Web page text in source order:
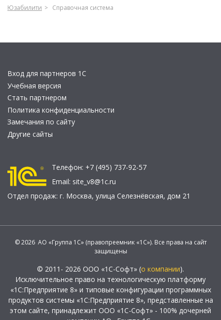
Юзабилити
Справочная система
Вход для партнеров 1С
Учебная версия
Стать партнером
Политика конфиденциальности
Замечания по сайту
Другие сайты
Телефон: +7 (495) 737-92-57
Email: site_v8@1c.ru
Отдел продаж: г. Москва, улица Селезнёвская, дом 21
© 2026 АО «Группа 1С» (правопреемник «1С»). Все права на сайт
защищены
© 2011- 2026 ООО «1С-Софт» (о компании).
Исключительное право на технологическую платформу
«1С:Предприятие 8» и типовые конфигурации программных
продуктов системы «1С:Предприятие 8», представленные на
этом сайте, принадлежит ООО «1С-Софт» - 100% дочерней